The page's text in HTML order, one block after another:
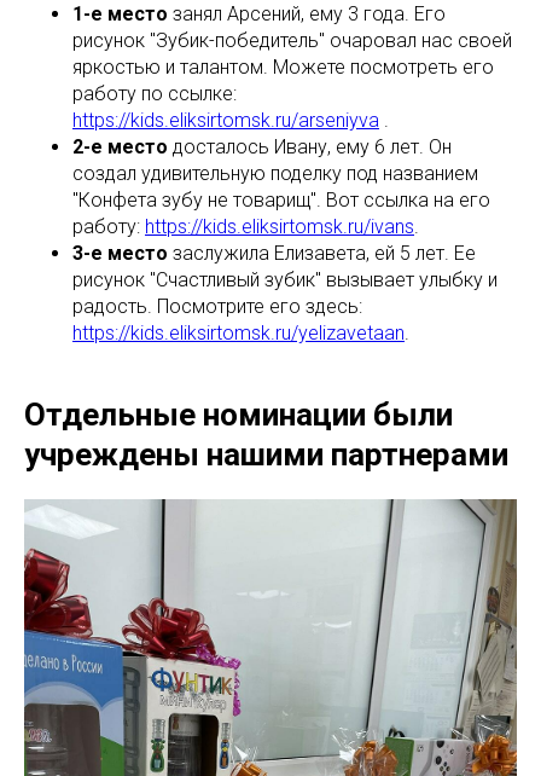
1-е место занял Арсений, ему 3 года. Его
рисунок "Зубик-победитель" очаровал нас своей
яркостью и талантом. Можете посмотреть его
работу по ссылке:
https://kids.eliksirtomsk.ru/arseniyva
2-е место досталось Ивану, ему 6 лет. Он
создал удивительную поделку под названием
"Конфета зубу не товарищ". Вот ссылка на его
работу: https://kids.eliksirtomsk.ru/ivans
3-е место заслужила Елизавета, ей 5 лет. Ее
рисунок "Счастливый зубик" вызывает улыбку и
радость. Посмотрите его здесь:
https://kids.eliksirtomsk.ru/yelizavetaan
Отдельные номинации были
учреждены нашими партнерами